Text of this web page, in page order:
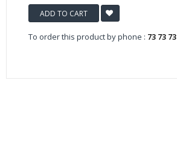
ADD TO CART
To order this product by phone : 73 73